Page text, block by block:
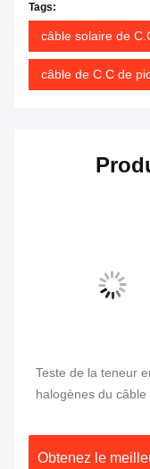
Tags:
câble solaire de
câble de C.C de
Teste de la teneur
halogènes du câble
photovoltaïque
tension constante
Obtenez le